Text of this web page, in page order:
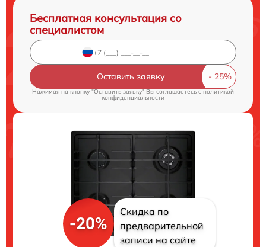
Бесплатная консультация со
специалистом
Оставить заявку
Нажимая на кнопку "Оставить заявку" Вы соглашаетесь cполитикой
конфиденциальности
-20%
Скидка по
предварительной
записи на сайте